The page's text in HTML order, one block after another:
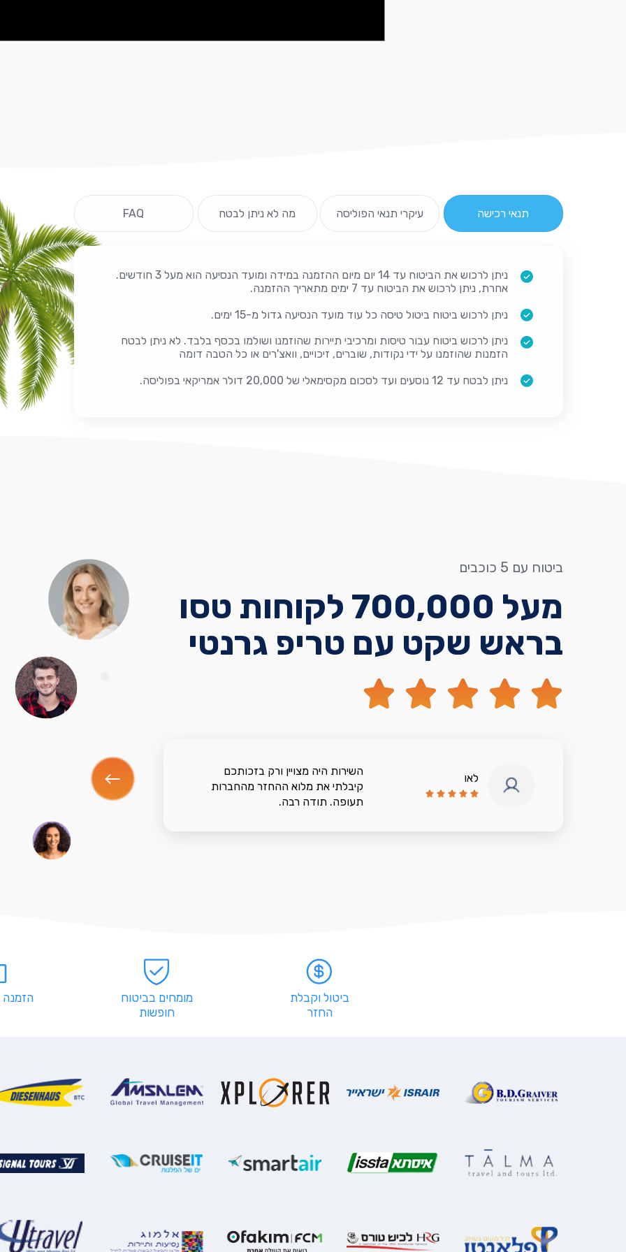
תנאי רכישה עיקרי תנאי הפוליסה מה לא ניתן לבטח FAQ
ניתן לרכוש את הביטוח עד 14 יום מיום ההזמנה במידה ומועד הנסיעה הוא מעל 3 חודשים.
אחרת, ניתן לרכוש את הביטוח עד 7 ימים מתאריך ההזמנה.
ניתן לרכוש ביטוח ביטול טיסה כל עוד מועד הנסיעה גדול מ-15 ימים.
ניתן לרכוש ביטוח עבור טיסות ומרכיבי תיירות שהוזמנו ושולמו בכסף בלבד. לא ניתן לבטח
הזמנות שהוזמנו על ידי נקודות, שוברים, זיכויים, וואצ'רים או כל הטבה דומה
ניתן לבטח עד 12 נוסעים ועד לסכום מקסימאלי של
20,000 דולר אמריקאי בפוליסה.
ביטוח עם 5 כוכבים
מעל 700,000 לקוחות טסו
בראש שקט עם טריפ גרנטי





לאו





השירות היה מצויין ורק בזכותכם
קיבלתי את מלוא ההחזר מהחברות
תעופה. תודה רבה.
ביטול וקבלת
החזר
מומחים בביטוח
חופשות